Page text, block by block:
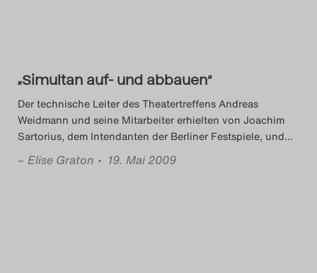
„Simultan auf- und abbauen“
Der technische Leiter des Theatertreffens Andreas
Weidmann und seine Mitarbeiter erhielten von Joachim
Sartorius, dem Intendanten der Berliner Festspiele, und…
– Elise Graton • 19. Mai 2009